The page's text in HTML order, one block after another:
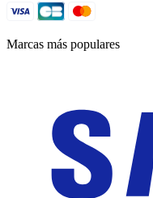
Marcas más populares